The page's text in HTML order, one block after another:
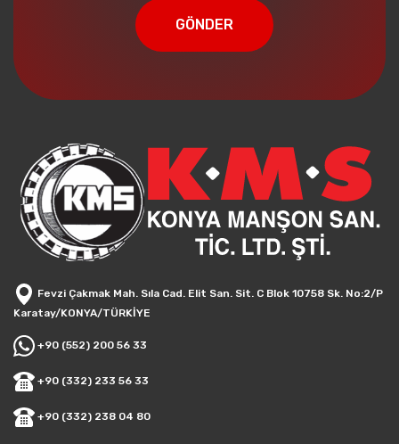
GÖNDER
Fevzi Çakmak Mah. Sıla Cad. Elit San. Sit. C Blok 10758 Sk. No:2/P
Karatay/KONYA/TÜRKİYE
+90 (552) 200 56 33
+90 (332) 233 56 33
+90 (332) 238 04 80